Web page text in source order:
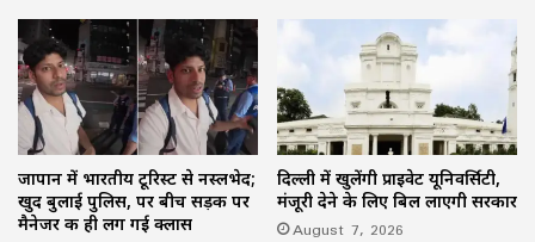
जापान में भारतीय टूरिस्ट से नस्लभेद;
खुद बुलाई पुलिस, पर बीच सड़क पर
मैनेजर की ही लग गई क्लास
दिल्ली में खुलेंगी प्राइवेट यूनिवर्सिटी,
मंजूरी देने के लिए बिल लाएगी सरकार
August 7, 2026